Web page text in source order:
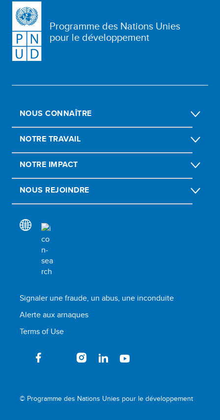
Programme des Nations Unies
pour le développement
NOUS CONNAÎTRE
NOTRE TRAVAIL
NOTRE IMPACT
NOUS REJOINDRE
Signaler une fraude, un abus, une inconduite
Alerte aux arnaques
Terms of Use
© Programme des Nations Unies pour le développement